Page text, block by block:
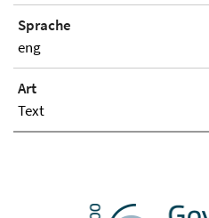
Sprache
eng
Art
Text